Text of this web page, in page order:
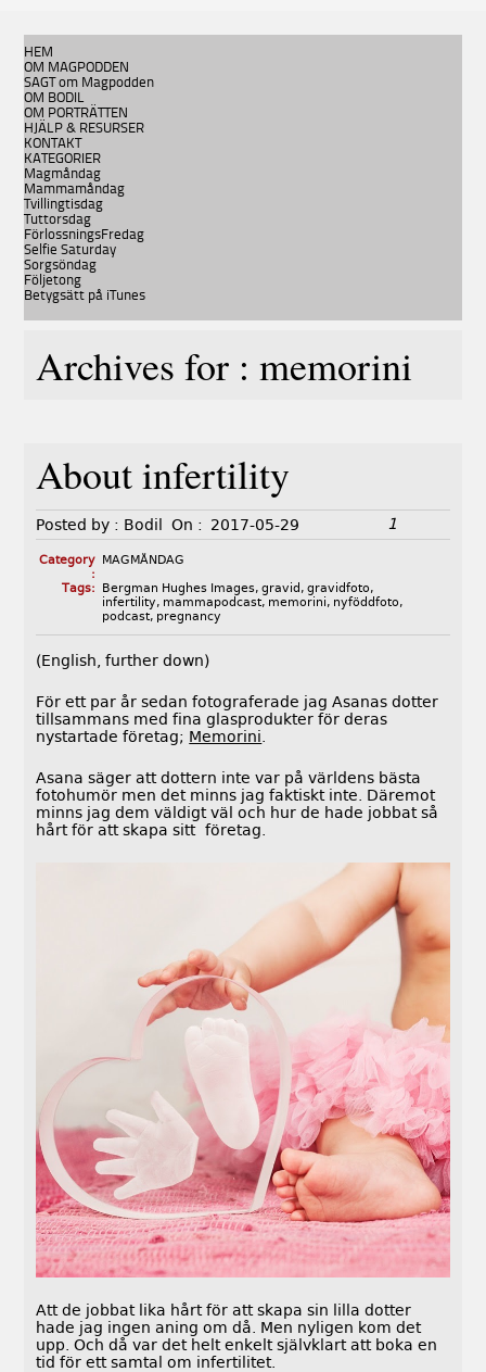
HEM
OM MAGPODDEN
SAGT om Magpodden
OM BODIL
OM PORTRÄTTEN
HJÄLP & RESURSER
KONTAKT
KATEGORIER
Magmåndag
Mammamåndag
Tvillingtisdag
Tuttorsdag
FörlossningsFredag
Selfie Saturday
Sorgsöndag
Följetong
Betygsätt på iTunes
Archives for : memorini
About infertility
Posted by : Bodil On : 2017-05-29 1
Category
:
MAGMÅNDAG
Tags:
Bergman Hughes Images, gravid , gravidfoto,
infertility, mammapodcast, memorini, nyföddfoto,
podcast, pregnancy
(English, further down)
För ett par år sedan fotograferade jag Asanas dotter
tillsammans med fina glasprodukter för deras
nystartade företag; Memorini.
Asana säger att dottern inte var på världens bästa
fotohumör men det minns jag faktiskt inte. Däremot
minns jag dem väldigt väl och hur de hade jobbat så
hårt för att skapa sitt företag.
Att de jobbat lika hårt för att skapa sin lilla dotter
hade jag ingen aning om då. Men nyligen kom det
upp. Och då var det helt enkelt självklart att boka en
tid för ett samtal om infertilitet.